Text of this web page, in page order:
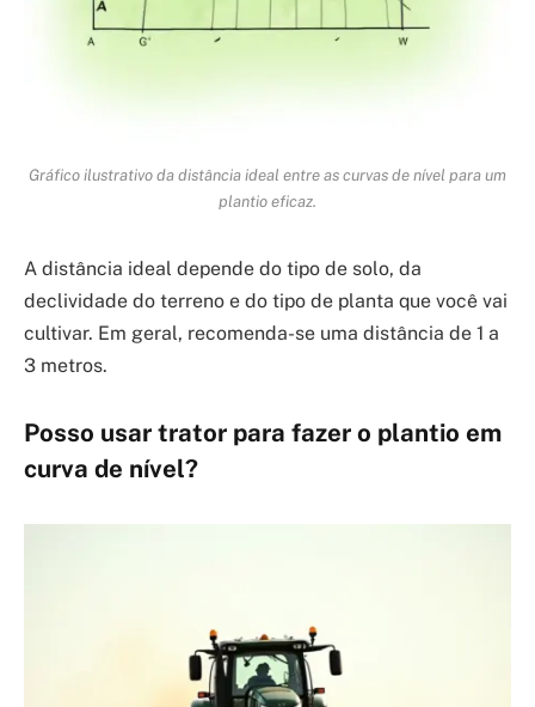
Gráfico ilustrativo da distância ideal entre as curvas de nível para um
plantio eficaz.
A distância ideal depende do tipo de solo, da
declividade do terreno e do tipo de planta que você vai
cultivar. Em geral, recomenda-se uma distância de 1 a
3 metros.
Posso usar trator para fazer o plantio em
curva de nível?